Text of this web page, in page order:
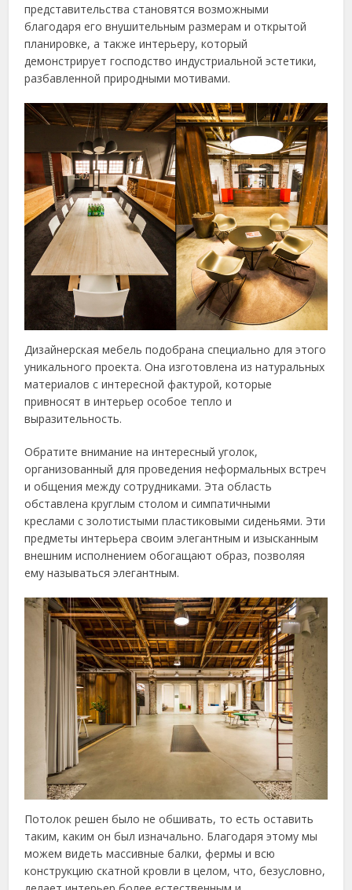
представительства становятся возможными
благодаря его внушительным размерам и открытой
планировке, а также интерьеру, который
демонстрирует господство индустриальной эстетики,
разбавленной природными мотивами.
Дизайнерская мебель подобрана специально для этого
уникального проекта. Она изготовлена из натуральных
материалов с интересной фактурой, которые
привносят в интерьер особое тепло и
выразительность.
Обратите внимание на интересный уголок,
организованный для проведения неформальных встреч
и общения между сотрудниками. Эта область
обставлена круглым столом и симпатичными
креслами с золотистыми пластиковыми сиденьями. Эти
предметы интерьера своим элегантным и изысканным
внешним исполнением обогащают образ, позволяя
ему называться элегантным.
Потолок решен было не обшивать, то есть оставить
таким, каким он был изначально. Благодаря этому мы
можем видеть массивные балки, фермы и всю
конструкцию скатной кровли в целом, что, безусловно,